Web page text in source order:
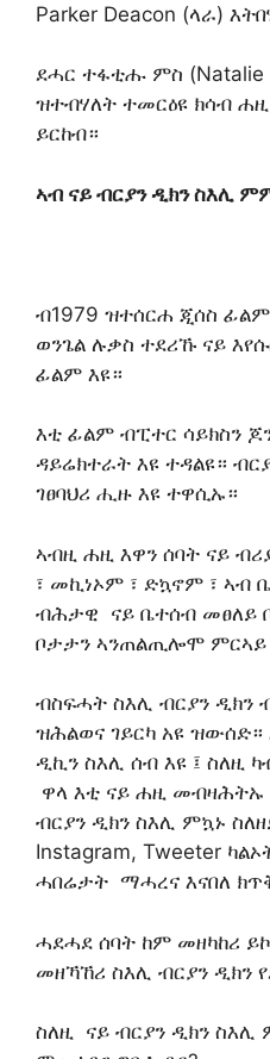
Parker Deacon (ላራ)
ደሓር ተፋቲሑ ምስ (Natalie
ዝተብሃለት ተመርዕዩ ክሳብ
ይርከብ።
ኣብ ናይ ብርያን ዲክን ስእሊ
ብ1979 ዝተሰርሐ ጂሰስ
ወንጌል ሉቃስ ተደሪኹ ናይ
ፊልም እዩ።
እቲ ፊልም ብፒተር ሳይክስን
ዳይሬክተራት እዩ ተዳልዩ።
ገፀባህሪ ሒዙ እዩ ተዋሲኡ።
ኣብዚ ሐዚ እዋን ሰባት ናይ
፣ መኪነኦም ፣ ድኳኖም ፣ ኣብ
ብሕታዊ ናይ ቤተሰብ መፀለይ
ቦታታን ኣንጠልጢሎሞ ምርኣይ
ብስፍሓት ስእሊ ብርያን ዲክን
ዝሕልወና ገይርካ አዩ ዝውሰድ።
ዲኪን ስእሊ ሰብ እዩ ፤ ስለዚ
ዋላ እቲ ናይ ሐዚ
ብርያን ዲክን ስእሊ ምኳኑ
Instagram, Tweeter
ሓበሬታት ማሓረና እናበለ
ሓደሓደ ሰባት ከም መዘካከሪ
መዘኻኸሪ ስእሊ ብርያን ዲክን
ስለዚ ናይ ብርያን ዲክን